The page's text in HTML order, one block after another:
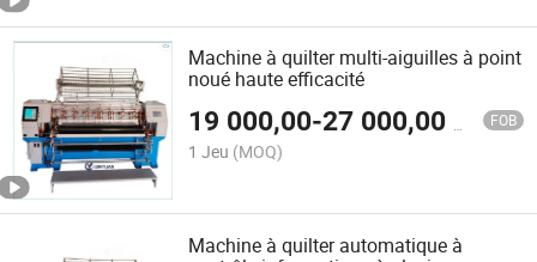
Machine à quilter multi-aiguilles à point
noué haute efficacité
19 000,00-27 000,00 FOB
1 Jeu (MOQ)
Machine à quilter automatique à